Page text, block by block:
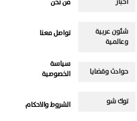
شئون عربية
وعالمية
حوادث وقضايا
توك شو
من نحن
تواصل معنا
سياسة
الخصوصية
الشروط والاحكام